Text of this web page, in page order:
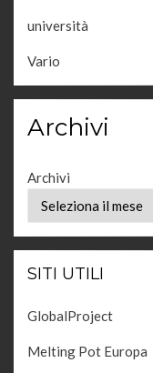
università
Vario
Archivi
Archivi
SITI UTILI
GlobalProject
Melting Pot Europa